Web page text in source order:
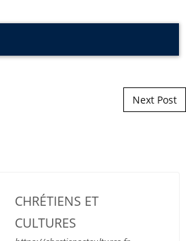
Next Post
CHRÉTIENS ET
CULTURES